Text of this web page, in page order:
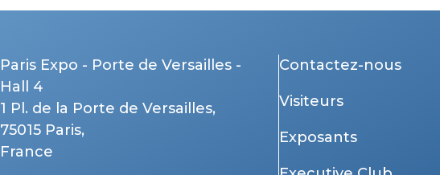
Paris Expo - Porte de Versailles -
Hall 4
1 Pl. de la Porte de Versailles,
75015 Paris,
France
Contactez-nous
Visiteurs
Exposants